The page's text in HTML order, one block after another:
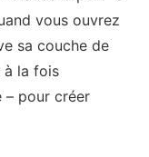
vous ouvrez
sa couche de
à la fois
– pour créer